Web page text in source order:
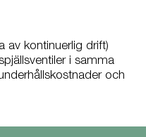
av kontinuerlig drift)
i samma
och